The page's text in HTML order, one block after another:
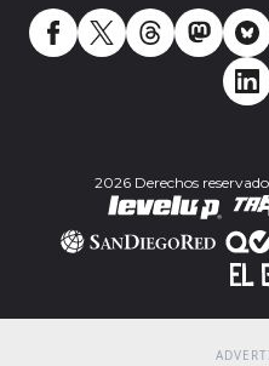
2026 Derechos